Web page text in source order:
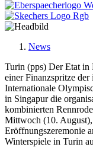
News
Turin (pps) Der Etat
einer Finanzspritze
Internationale
in Singapur die
kombinierten
Mittwoch (10. August),
Eröffnungszeremonie
Winterspiele in Turin